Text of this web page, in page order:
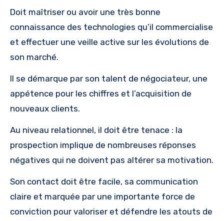
Doit maîtriser ou avoir une très bonne
connaissance des technologies qu’il commercialise
et effectuer une veille active sur les évolutions de
son marché.
Il se démarque par son talent de négociateur, une
appétence pour les chiffres et l’acquisition de
nouveaux clients.
Au niveau relationnel, il doit être tenace : la
prospection implique de nombreuses réponses
négatives qui ne doivent pas altérer sa motivation.
Son contact doit être facile, sa communication
claire et marquée par une importante force de
conviction pour valoriser et défendre les atouts de